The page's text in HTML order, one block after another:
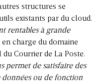
structures se
existants par du cloud.
rentables à grande
charge du domaine
Courrier de La Poste.
permet de satisfaire des
données ou de fonction